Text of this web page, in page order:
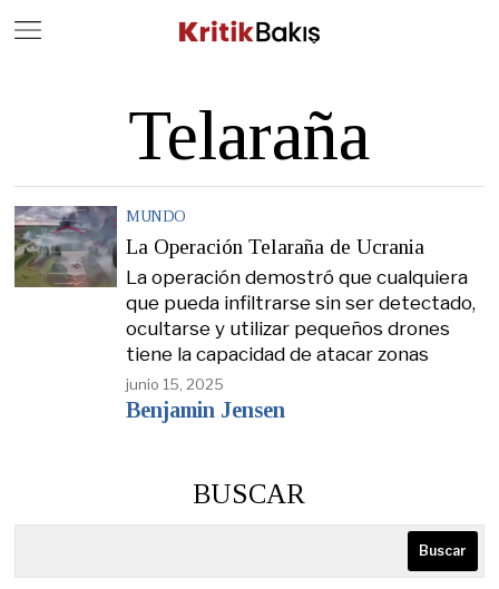
Telaraña
MUNDO
La Operación Telaraña de Ucrania
La operación demostró que cualquiera
que pueda infiltrarse sin ser detectado,
ocultarse y utilizar pequeños drones
tiene la capacidad de atacar zonas
junio 15, 2025
Benjamin Jensen
BUSCAR
Buscar